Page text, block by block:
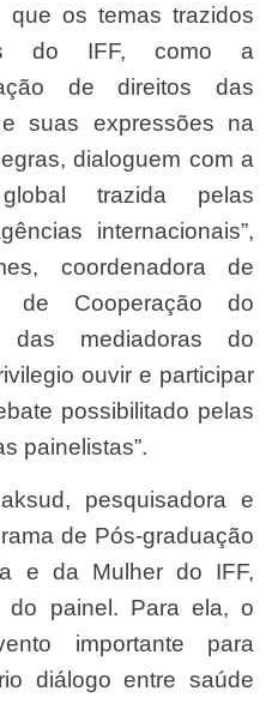
do IFF, como a
de direitos das
suas expressões na
dialoguem com a
trazida pelas
internacionais”,
coordenadora de
de Cooperação do
mediadoras do
ouvir e participar
possibilitado pelas
painelistas”.
de Pós-graduação
e da Mulher do IFF,
do painel. Para ela, o
importante para
diálogo entre saúde